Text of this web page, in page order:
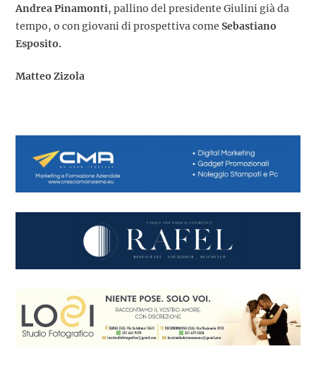
Andrea Pinamonti, pallino del presidente Giulini già da
tempo, o con giovani di prospettiva come Sebastiano
Esposito.
Matteo Zizola